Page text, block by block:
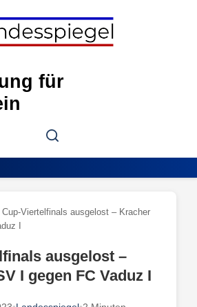
für
Search
Cup-Viertelfinals ausgelost – Kracher
I
ausgelost –
I gegen FC Vaduz I